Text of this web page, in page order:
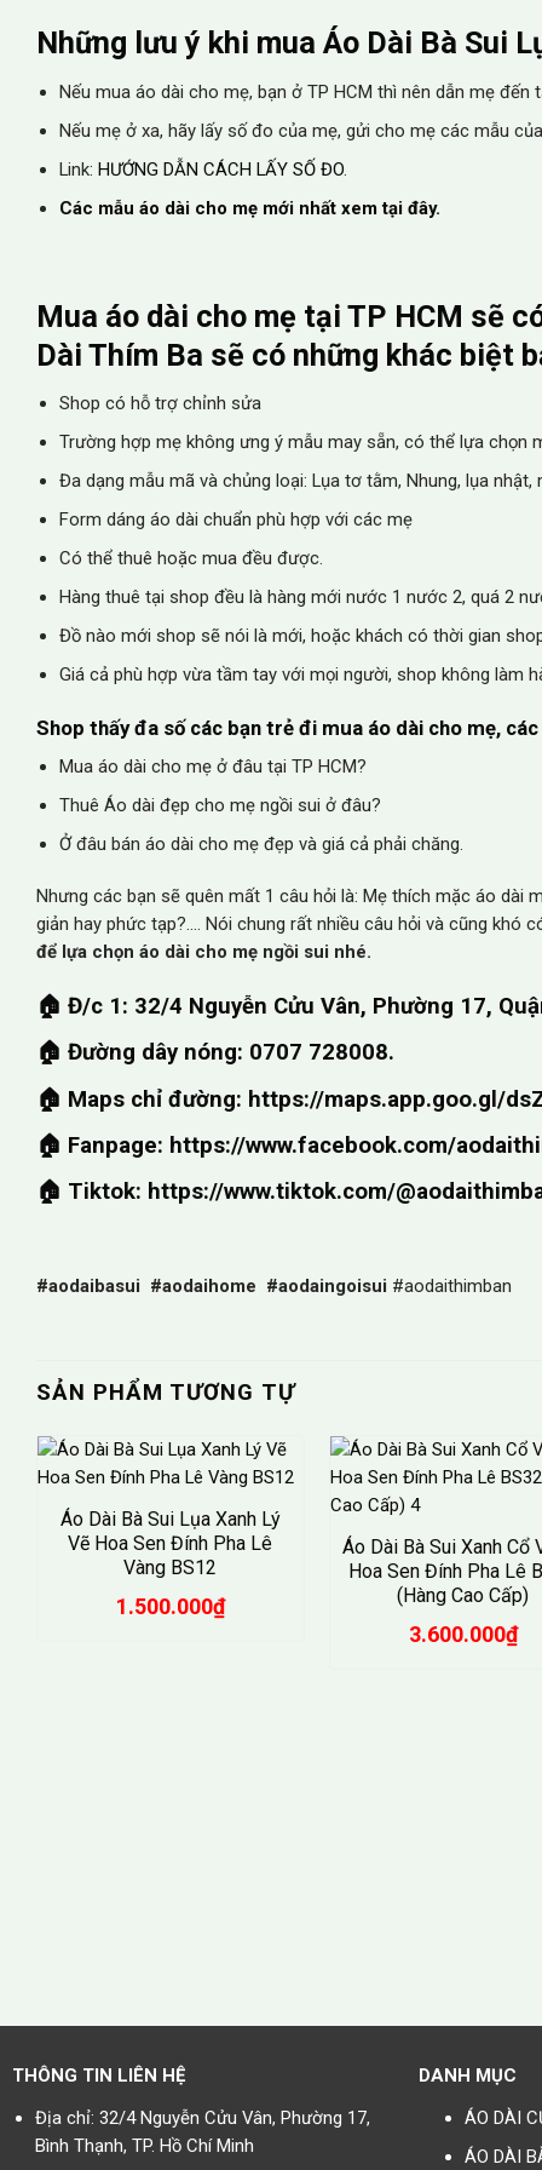
Những lưu ý khi mua Áo Dài Bà Sui
Nếu mua áo dài cho mẹ, bạn ở TP HCM thì nên dẫn mẹ
Nếu mẹ ở xa, hãy lấy số đo của mẹ, gửi cho mẹ các mẫu
Link:HƯỚNG DẪN CÁCH LẤY SỐ ĐO.
Các mẫu áo dài cho mẹ mới nhất xem tại đây.
Mua áo dài cho mẹ tại TP HCM sẽ
Dài Thím Ba sẽ có những khác biệt
Shop có hỗ trợ chỉnh sửa
Trường hợp mẹ không ưng ý mẫu may sẵn, có thể lựa chọn
Đa dạng mẫu mã và chủng loại: Lụa tơ tằm, Nhung, lụa
Form dáng áo dài chuẩn phù hợp với các mẹ
Có thể thuê hoặc mua đều được.
Hàng thuê tại shop đều là hàng mới nước 1 nước 2, quá 2
Đồ nào mới shop sẽ nói là mới, hoặc khách có thời gian
Giá cả phù hợp vừa tầm tay với mọi người, shop không làm
Shop thấy đa số các bạn trẻ đi mua áo dài cho mẹ,
Mua áo dài cho mẹ ở đâu tại TP HCM?
Thuê Áo dài đẹp cho mẹ ngồi sui ở đâu?
Ở đâu bán áo dài cho mẹ đẹp và giá cả phải chăng.
Nhưng các bạn sẽ quên mất 1 câu hỏi là: Mẹ thích mặc áo dài
giản hay phức tạp?…. Nói chung rất nhiều câu hỏi và cũng khó
để lựa chọn áo dài cho mẹ ngồi sui nhé.
🏠 Đ/c 1: 32/4 Nguyễn Cửu Vân, Phường 17,
🏠 Đường dây nóng: 0707 728008.
🏠 Maps chỉ đường: https://maps.app.goo.gl/
🏠 Fanpage: https://www.facebook.com/
🏠 Tiktok: https://www.tiktok.com/
#aodaibasui #aodaihome #aodaingoisui #aodaithimban
SẢN PHẨM TƯƠNG TỰ
Áo Dài Bà Sui Lụa Xanh Lý
Vẽ Hoa Sen Đính Pha Lê
Vàng BS12
1.500.000₫
Áo Dài Bà Sui Xanh Cổ
Hoa Sen Đính Pha Lê
(Hàng Cao Cấp)
3.600.000₫
THÔNG TIN LIÊN HỆ
Địa chỉ: 32/4 Nguyễn Cửu Vân, Phường 17,
Bình Thạnh, TP. Hồ Chí Minh
DANH MỤC
ÁO DÀI
ÁO DÀI